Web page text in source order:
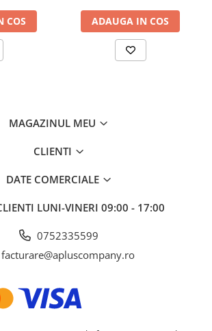
COS ADAUGA IN COS
MAGAZINUL MEU
CLIENTI
DATE COMERCIALE
LUNI-VINERI 09:00 - 17:00
0752335599
facturare@apluscompany.ro